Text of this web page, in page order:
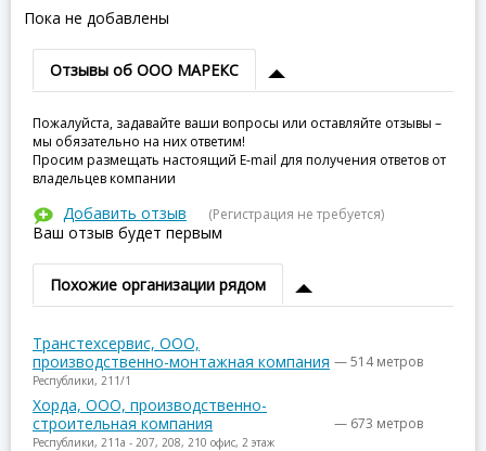
Пока не добавлены
Отзывы об ООО МАРЕКС
Пожалуйста, задавайте ваши вопросы или оставляйте отзывы –
мы обязательно на них ответим!
Просим размещать настоящий E-mail для получения ответов от
владельцев компании
Добавить отзыв (Регистрация не требуется)
Ваш отзыв будет первым
Похожие организации рядом
Транстехсервис, ООО,
производственно-монтажная компания
Республики, 211/1
— 514 метров
Хорда, ООО, производственно-
строительная компания
Республики, 211а - 207, 208, 210 офис, 2 этаж
— 673 метров